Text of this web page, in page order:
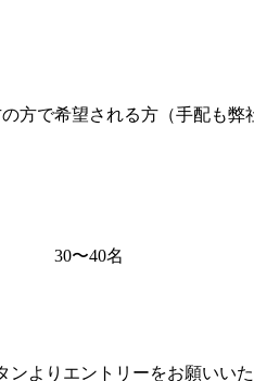
で希望される方（手配も弊
30〜40名
ンよりエントリーをお願いいた